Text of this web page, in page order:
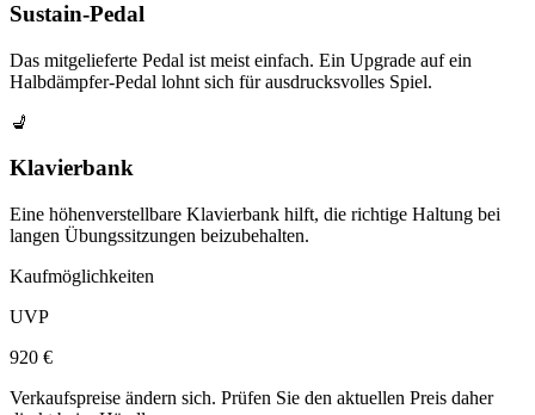
Sustain-Pedal
Das mitgelieferte Pedal ist meist einfach. Ein Upgrade auf ein
Halbdämpfer-Pedal lohnt sich für ausdrucksvolles Spiel.
💺
Klavierbank
Eine höhenverstellbare Klavierbank hilft, die richtige Haltung bei
langen Übungssitzungen beizubehalten.
Kaufmöglichkeiten
UVP
920 €
Verkaufspreise ändern sich. Prüfen Sie den aktuellen Preis daher